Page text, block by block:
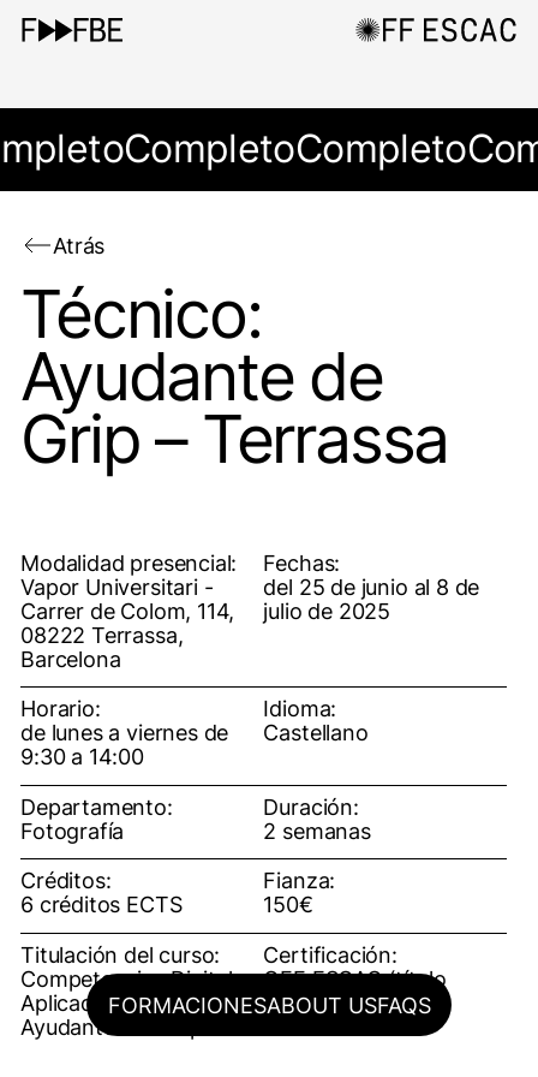
FORMACIONESABOUT USFAQS
CompletoCompleto
Atrás
Técnico:
Ayudante de
Grip – Terrassa
Modalidad presencial:
Vapor Universitari -
Carrer de Colom, 114,
08222 Terrassa,
Barcelona
Fechas:
del 25 de junio al 8 de
julio de 2025
Horario:
de lunes a viernes de
9:30 a 14:00
Idioma:
Castellano
Departamento:
Fotografía
Duración:
2 semanas
Créditos:
6 créditos ECTS
Fianza:
150€
Titulación del curso:
Competencias Digitales
Aplicadas para
Ayudantes de Grip
Certificación:
OFF ESCAC (título
propio)